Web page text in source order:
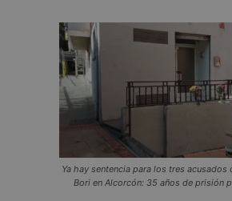
Ya hay sentencia para los tres acusados
Bori en Alcorcón: 35 años de prisión